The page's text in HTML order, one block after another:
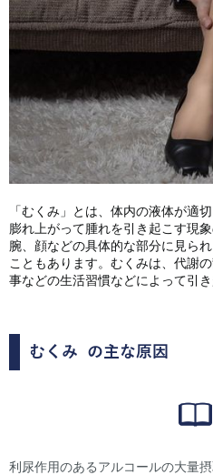
「むくみ」とは、体内の液体が適
膨れ上がって腫れを引き起こす現
腕、顔などの具体的な部分に見ら
こともあります。むくみは、代謝
事などの生活習慣などによって引
むくみ の主な原因
利尿作用のあるアルコールの大量